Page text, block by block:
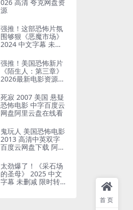
026 高清 夸克网盘资
源
强推！这部恐怖片氛
围够狠《恶魔市场》
2024 中文字幕 未删
强推！美国恐怖新片
《陌生人：第三章》
2026最新电影资源中
死寂 2007 美国 悬疑
恐怖电影 中字百度云
网盘阿里云盘在线看
鬼玩人 美国恐怖电影
2013 高清中英双字
百度云网盘下载 阿里
太劲爆了！《采石场
的圣母》 2025 中文
字幕 未删减 限时转
首页